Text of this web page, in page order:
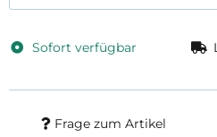
Sofort verfügbar
Frage zum Artikel